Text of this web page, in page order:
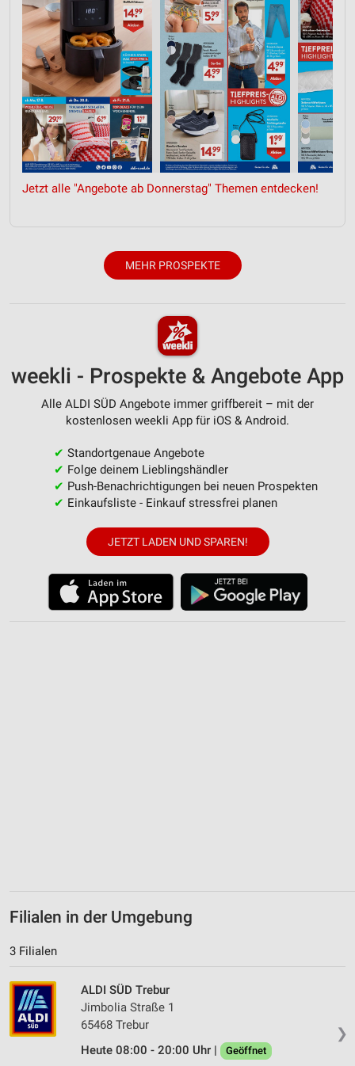
Jetzt alle "Angebote ab Donnerstag" Themen entdecken!
MEHR PROSPEKTE
weekli - Prospekte & Angebote App
Alle ALDI SÜD Angebote immer griffbereit – mit der
kostenlosen weekli App für iOS & Android.
✔ Standortgenaue Angebote
✔ Folge deinem Lieblingshändler
✔ Push-Benachrichtigungen bei neuen Prospekten
✔ Einkaufsliste - Einkauf stressfrei planen
JETZT LADEN UND SPAREN!
Filialen in der Umgebung
3 Filialen
❯
ALDI SÜD Trebur
Jimbolia Straße 1
65468 Trebur
Heute 08:00 - 20:00 Uhr |
Geöffnet